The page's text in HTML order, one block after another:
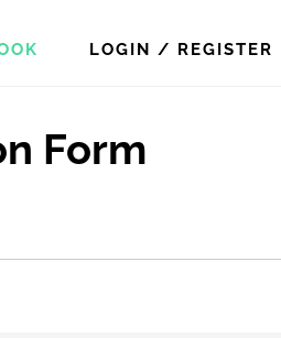
LOGIN / REGISTER
Form